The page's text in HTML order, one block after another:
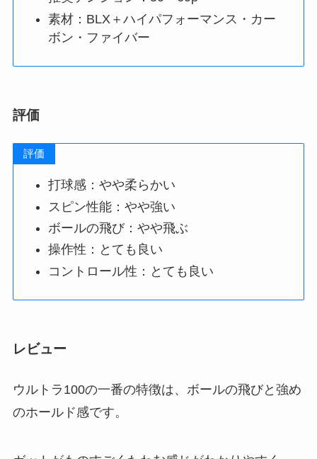
素材：BLX＋ハイパフォーマンス・カー
ボン・ファイバー
評価
評価
打球感：やや柔らかい
スピン性能：やや強い
ボールの飛び：やや飛ぶ
操作性：とても良い
コントロール性：とても良い
レビュー
ウルトラ100の一番の特徴は、ボールの飛びと強め
のホールド感です。